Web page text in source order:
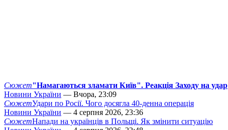
Сюжет"Намагаються зламати Київ". Реакція Заходу на удар
Новини України — Вчора, 23:09
СюжетУдари по Росії. Чого досягла 40-денна операція
Новини України — 4 серпня 2026, 23:36
СюжетНапади на українців в Польщі. Як змінити ситуацію